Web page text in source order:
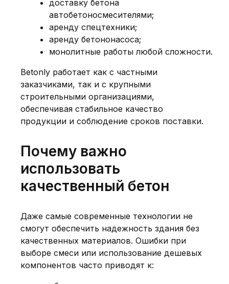
доставку бетона
автобетоносмесителями;
аренду спецтехники;
аренду бетононасоса;
монолитные работы любой сложности.
Betonly работает как с частными
заказчиками, так и с крупными
строительными организациями,
обеспечивая стабильное качество
продукции и соблюдение сроков поставки.
Почему важно
использовать
качественный бетон
Даже самые современные технологии не
смогут обеспечить надежность здания без
качественных материалов. Ошибки при
выборе смеси или использование дешевых
компонентов часто приводят к: